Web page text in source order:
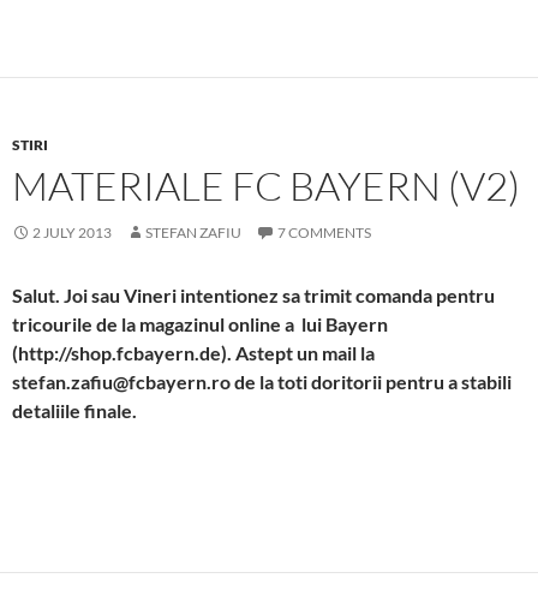
STIRI
MATERIALE FC BAYERN (V2)
2 JULY 2013 STEFAN ZAFIU 7 COMMENTS
Salut. Joi sau Vineri intentionez sa trimit comanda pentru
tricourile de la magazinul online a lui Bayern
(http://shop.fcbayern.de). Astept un mail la
stefan.zafiu@fcbayern.ro de la toti doritorii pentru a stabili
detaliile finale.